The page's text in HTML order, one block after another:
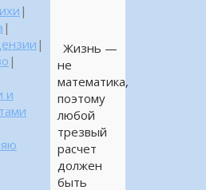
Жизнь —
не
математика,
поэтому
любой
трезвый
расчет
должен
быть
|
|
|
|
и